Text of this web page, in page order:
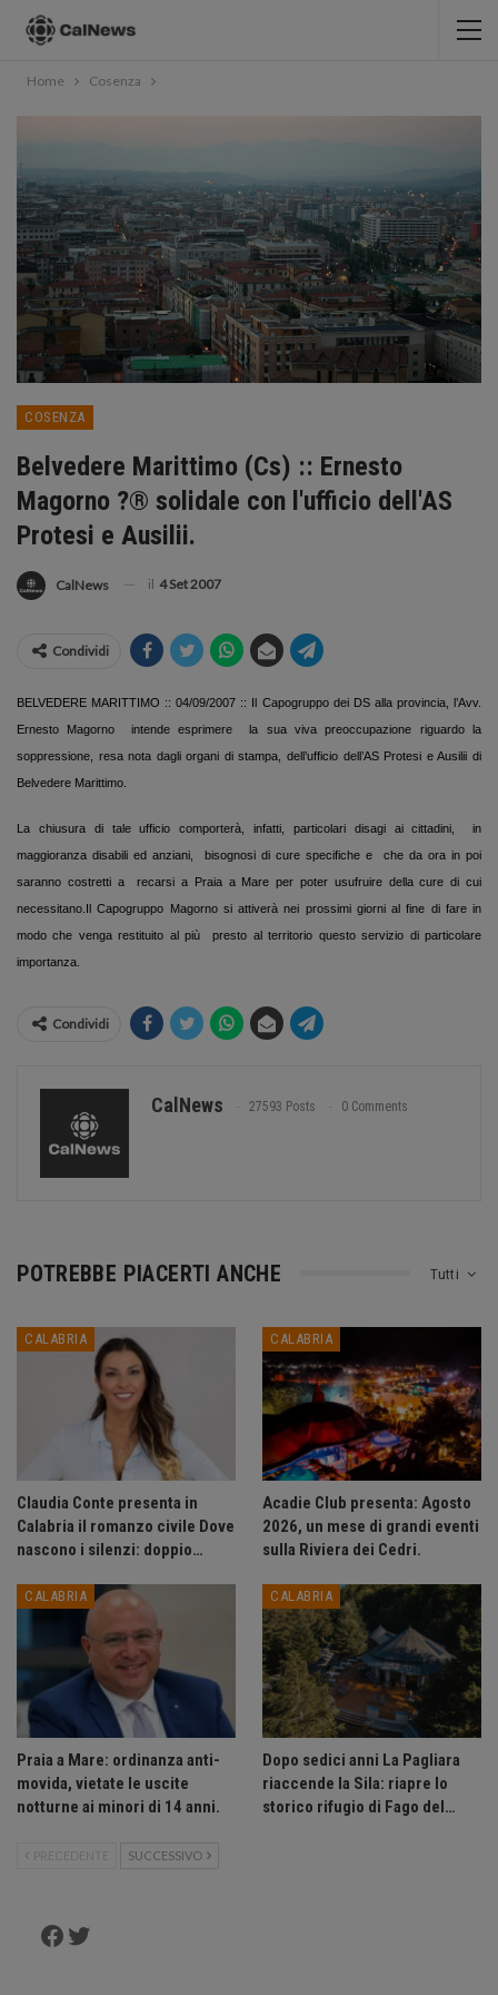
Home Cosenza
COSENZA
Belvedere Marittimo (Cs) :: Ernesto
Magorno ?® solidale con l'ufficio dell'AS
Protesi e Ausilii.
CalNews il 4 Set 2007
Condividi
BELVEDERE MARITTIMO :: 04/09/2007 :: Il Capogruppo dei DS alla provincia, l’Avv.
Ernesto Magorno
intende esprimere
la sua viva preoccupazione riguardo la
soppressione, resa nota dagli organi di stampa, dell’ufficio dell’AS Protesi e Ausilii di
Belvedere Marittimo.
La chiusura di tale ufficio comporterà, infatti, particolari disagi ai cittadini,
in
maggioranza disabili ed anziani,
bisognosi di cure specifiche e
che da ora in poi
saranno costretti a
recarsi a Praia a Mare per poter usufruire della cure di cui
necessitano. Il Capogruppo Magorno si attiverà nei prossimi giorni al fine di fare in
modo che venga restituito al più
presto al territorio questo servizio di particolare
importanza.
Condividi
CalNews 27593 Posts 0 Comments
Tutti
POTREBBE PIACERTI ANCHE
CALABRIA
Claudia Conte presenta in
Calabria il romanzo civile Dove
nascono i silenzi: doppio…
CALABRIA
Acadie Club presenta: Agosto
2026, un mese di grandi eventi
sulla Riviera dei Cedri.
CALABRIA
Praia a Mare: ordinanza anti-
movida, vietate le uscite
notturne ai minori di 14 anni.
CALABRIA
Dopo sedici anni La Pagliara
riaccende la Sila: riapre lo
storico rifugio di Fago del…
PRECEDENTE SUCCESSIVO
Facebook
Twitter